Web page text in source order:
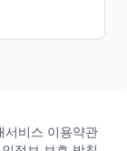
서비스 이용약관